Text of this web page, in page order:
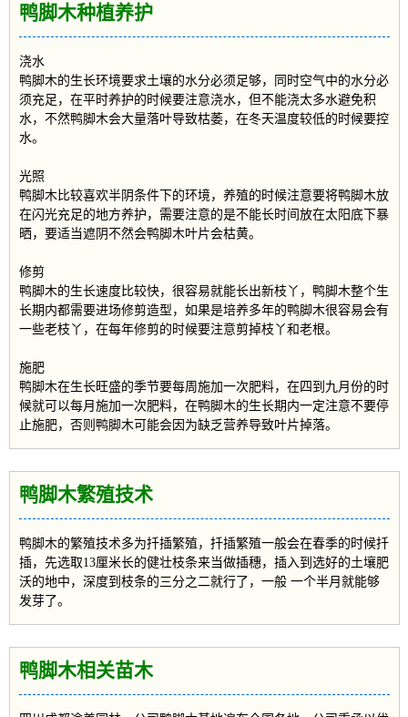
鸭脚木种植养护
浇水
鸭脚木的生长环境要求土壤的水分必须足够，同时空气中的水分必
须充足，在平时养护的时候要注意浇水，但不能浇太多水避免积
水，不然鸭脚木会大量落叶导致枯萎，在冬天温度较低的时候要控
水。
光照
鸭脚木比较喜欢半阴条件下的环境，养殖的时候注意要将鸭脚木放
在闪光充足的地方养护，需要注意的是不能长时间放在太阳底下暴
晒，要适当遮阴不然会鸭脚木叶片会枯黄。
修剪
鸭脚木的生长速度比较快，很容易就能长出新枝丫，鸭脚木整个生
长期内都需要进场修剪造型，如果是培养多年的鸭脚木很容易会有
一些老枝丫，在每年修剪的时候要注意剪掉枝丫和老根。
施肥
鸭脚木在生长旺盛的季节要每周施加一次肥料，在四到九月份的时
候就可以每月施加一次肥料，在鸭脚木的生长期内一定注意不要停
止施肥，否则鸭脚木可能会因为缺乏营养导致叶片掉落。
鸭脚木繁殖技术
鸭脚木的繁殖技术多为扦插繁殖，扦插繁殖一般会在春季的时候扦
插，先选取13厘米长的健壮枝条来当做插穗，插入到选好的土壤肥
沃的地中，深度到枝条的三分之二就行了，一般 一个半月就能够
发芽了。
鸭脚木相关苗木